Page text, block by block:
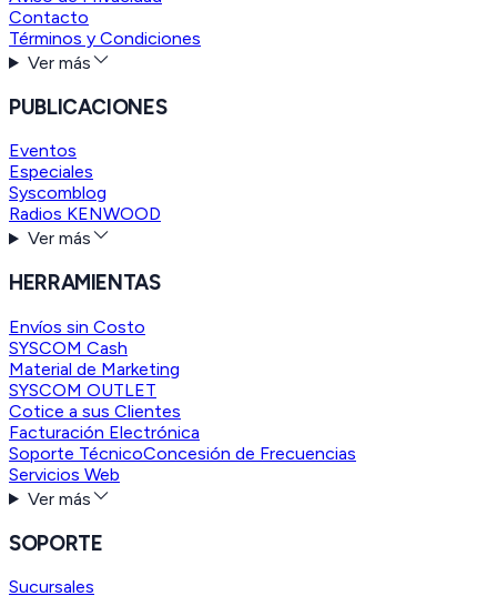
Contacto
Términos y Condiciones
Ver más
PUBLICACIONES
Eventos
Especiales
Syscomblog
Radios KENWOOD
Ver más
HERRAMIENTAS
Envíos sin Costo
SYSCOM Cash
Material de Marketing
SYSCOM OUTLET
Cotice a sus Clientes
Facturación Electrónica
Soporte TécnicoConcesión de Frecuencias
Servicios Web
Ver más
SOPORTE
Sucursales